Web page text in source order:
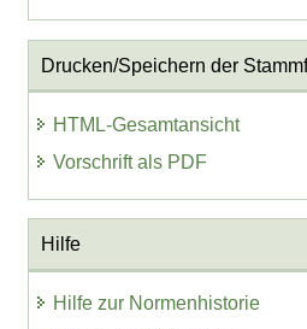
Drucken/Speichern der
HTML-Gesamtansicht
Vorschrift als PDF
Hilfe
Hilfe zur Normenhistorie